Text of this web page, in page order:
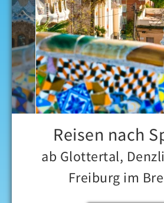
Reisen nach
ab Glottertal,
Freiburg im